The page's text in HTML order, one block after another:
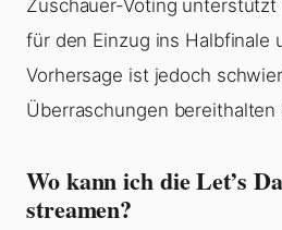
Zuschauer-Voting
für den Einzug ins Halbfinale
Vorhersage ist jedoch
Überraschungen bereithalten
Wo kann ich die Let’s
streamen?